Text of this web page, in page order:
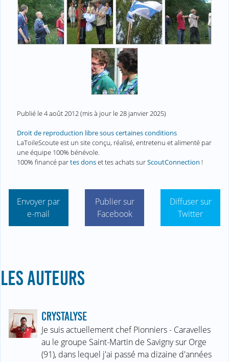
Publié le4 août 2012 (mis à jour le 28 janvier 2025)
Droit de reproduction libre sous certaines conditions
LaToileScoute est un site conçu, réalisé, entretenu et alimenté par
une équipe 100% bénévole.
100% financé partes donset tes achats surScoutConnection !
Envoyer par
e-mail
Publier sur
Facebook
Diffuser sur
Twitter
LES AUTEURS
CRYSTALYSE
Je suis actuellement chef Pionniers - Caravelles
au le groupe Saint-Martin de Savigny sur Orge
(91), dans lequel j'ai passé ma dizaine d'années